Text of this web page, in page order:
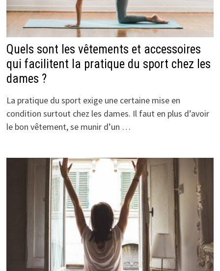
Quels sont les vêtements et accessoires
qui facilitent la pratique du sport chez les
dames ?
La pratique du sport exige une certaine mise en
condition surtout chez les dames. Il faut en plus d’avoir
le bon vêtement, se munir d’un …